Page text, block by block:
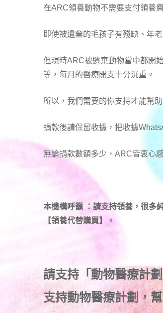
在ARC領養動物不需要支付領養
即使被遺棄的毛孩子有殘缺、年
但現時ARC被遺棄動物當中都開
等，每月的醫療開支十分沉重。
所以，我們需要的你支持才能幫
捐款後請保留收據，把收據
無論捐款數額多少，ARC皆衷心
本機構呼籲 ：請支持領養，很多
【領養代替購買】。
請支持「動物醫療計劃
支持動物醫療計劃，